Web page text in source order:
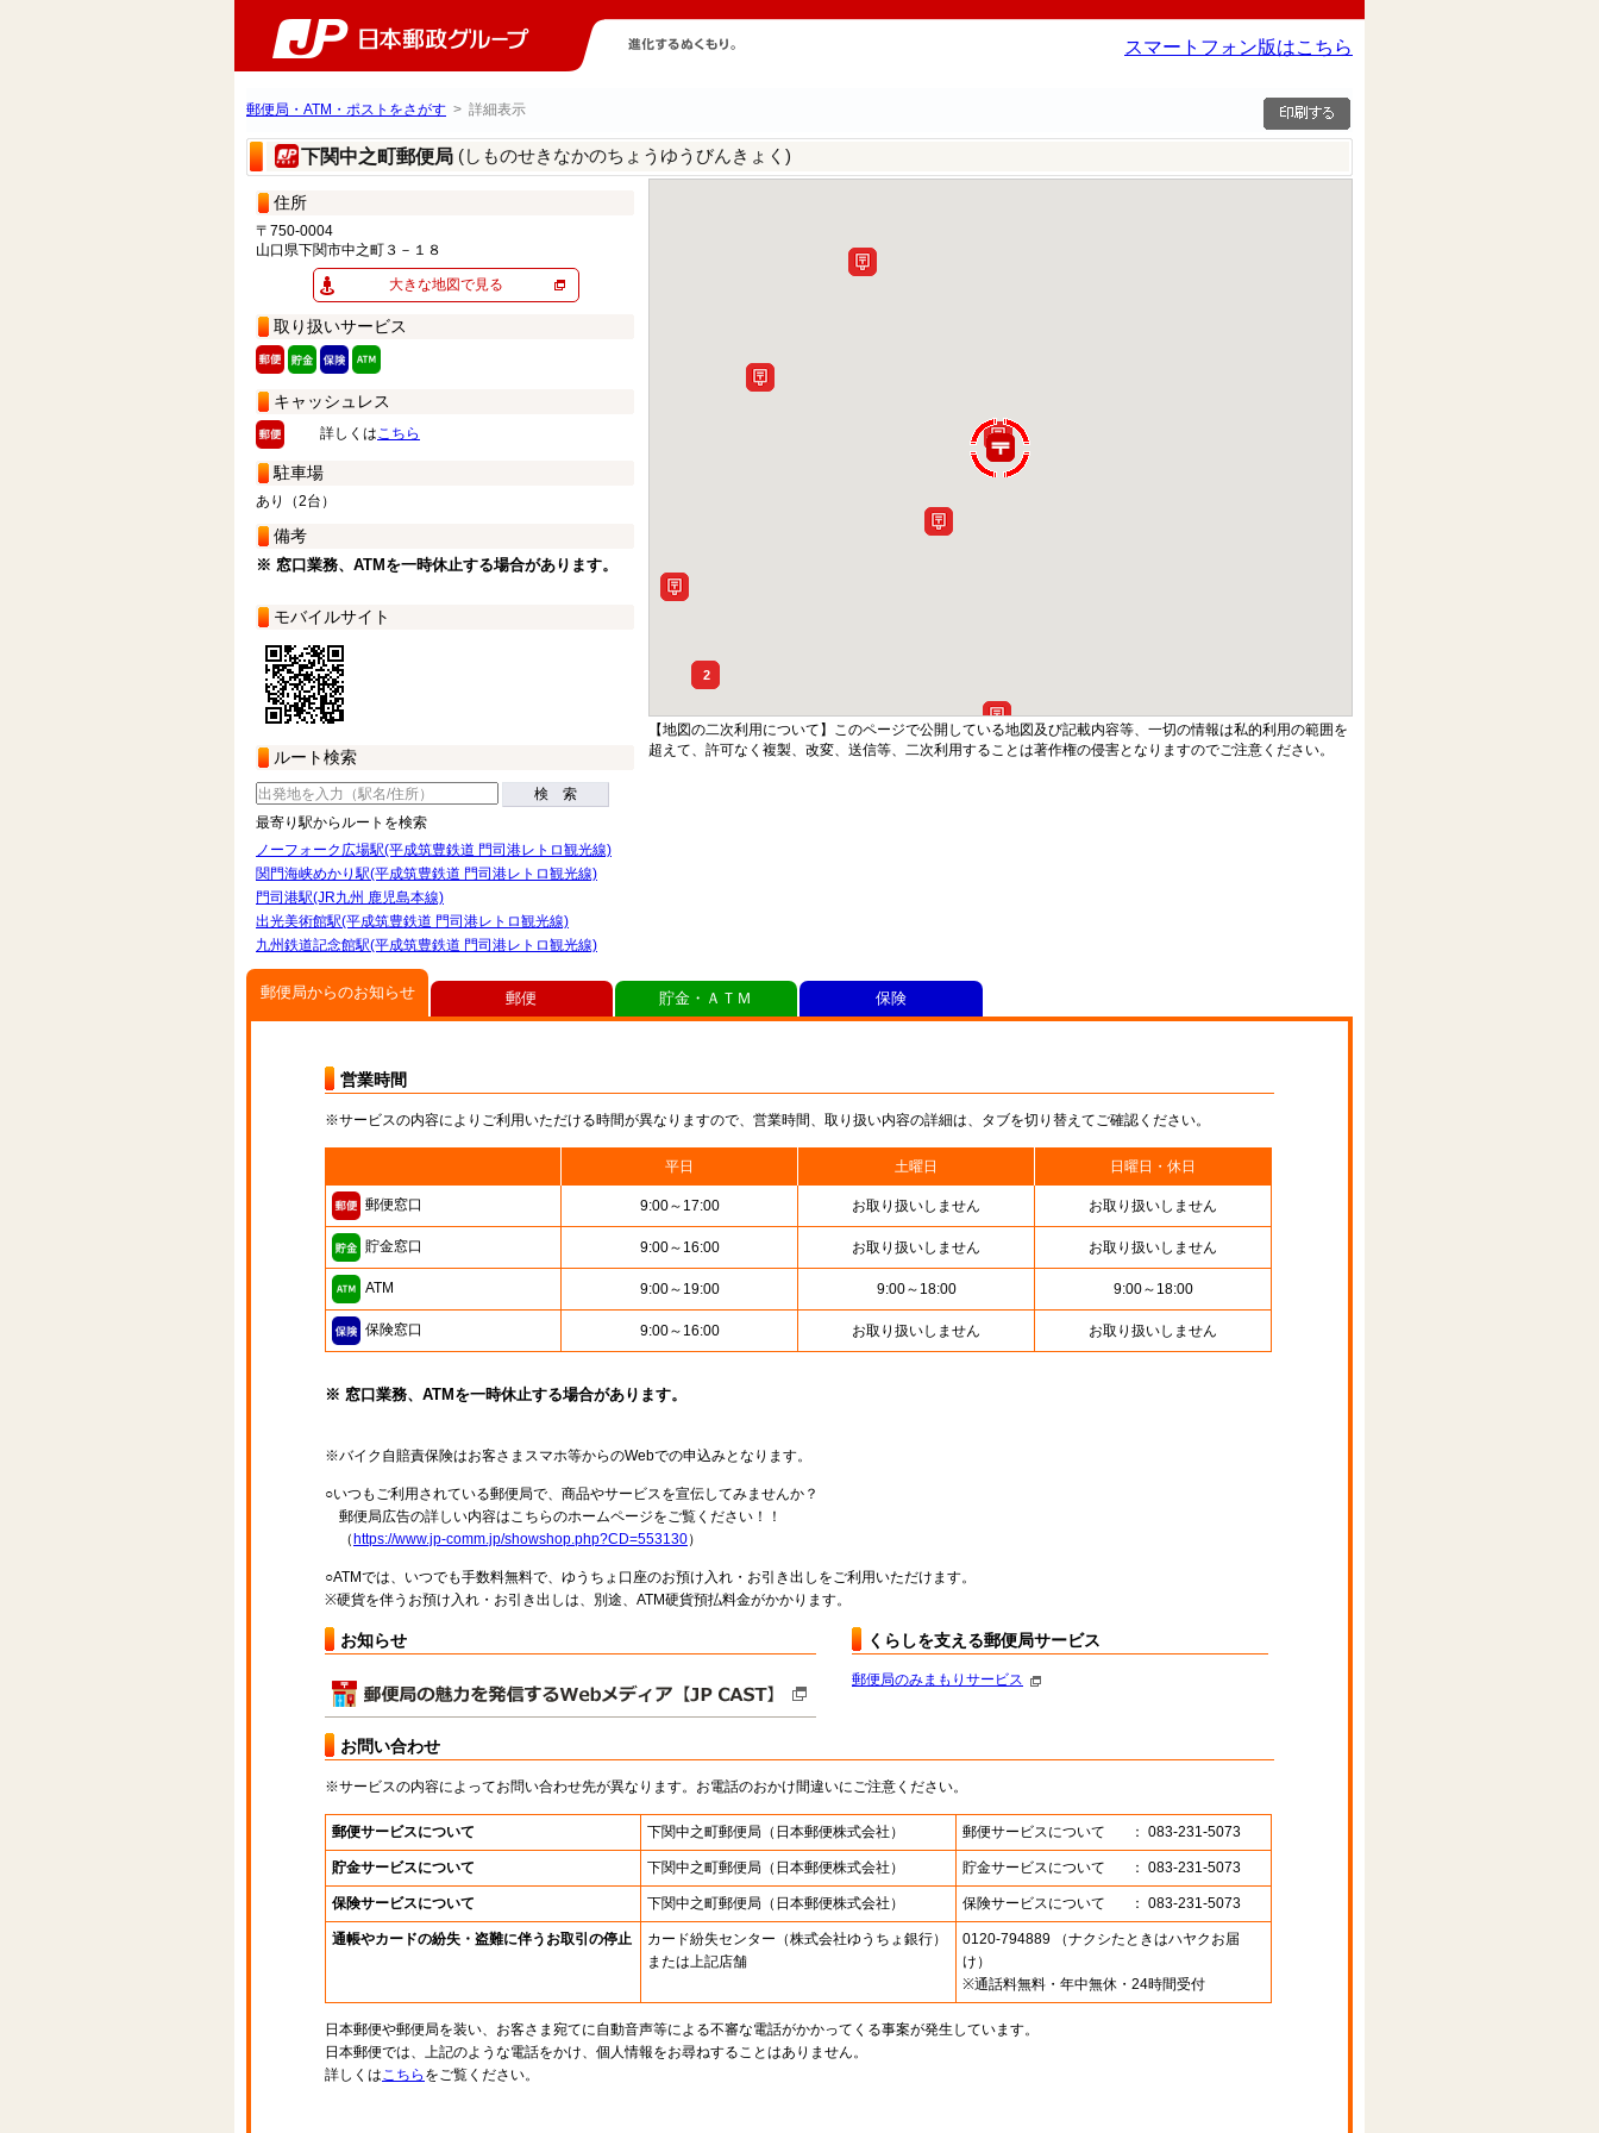
スマートフォン版はこちら
郵便局・ATM・ポストをさがす > 詳細表示
下関中之町郵便局 (しものせきなかのちょうゆうびんきょく)
住所
〒750-0004
山口県下関市中之町３－１８
大きな地図で見る
取り扱いサービス
キャッシュレス
詳しくはこちら
駐車場
あり（2台）
備考
※ 窓口業務、ATMを一時休止する場合があります。
モバイルサイト
ルート検索
検 索
最寄り駅からルートを検索
ノーフォーク広場駅(平成筑豊鉄道 門司港レトロ観光線)
関門海峡めかり駅(平成筑豊鉄道 門司港レトロ観光線)
門司港駅(JR九州 鹿児島本線)
出光美術館駅(平成筑豊鉄道 門司港レトロ観光線)
九州鉄道記念館駅(平成筑豊鉄道 門司港レトロ観光線)
2
【地図の二次利用について】このページで公開している地図及び記載内容等、一切の情報は私的利用の範囲を
超えて、許可なく複製、改変、送信等、二次利用することは著作権の侵害となりますのでご注意ください。
郵便局からのお知らせ
営業時間
※サービスの内容によりご利用いただける時間が異なりますので、営業時間、取り扱い内容の詳細は、タブを切り替えてご確認ください。
平日 土曜日 日曜日・休日
郵便窓口 9:00～17:00 お取り扱いしません お取り扱いしません
貯金窓口 9:00～16:00 お取り扱いしません お取り扱いしません
ATM 9:00～19:00 9:00～18:00 9:00～18:00
保険窓口 9:00～16:00 お取り扱いしません お取り扱いしません
※ 窓口業務、ATMを一時休止する場合があります。
※バイク自賠責保険はお客さまスマホ等からのWebでの申込みとなります。
○いつもご利用されている郵便局で、商品やサービスを宣伝してみませんか？
郵便局広告の詳しい内容はこちらのホームページをご覧ください！！
（ https://www.jp-comm.jp/showshop.php?CD=553130）
○ATMでは、いつでも手数料無料で、ゆうちょ口座のお預け入れ・お引き出しをご利用いただけます。
※硬貨を伴うお預け入れ・お引き出しは、別途、ATM硬貨預払料金がかかります。
お知らせ くらしを支える郵便局サービス
郵便局のみまもりサービス
お問い合わせ
※サービスの内容によってお問い合わせ先が異なります。お電話のおかけ間違いにご注意ください。
郵便サービスについて 下関中之町郵便局 （日本郵便株式会社） 郵便サービスについて ： 083-231-5073
貯金サービスについて 下関中之町郵便局 （日本郵便株式会社） 貯金サービスについて ： 083-231-5073
保険サービスについて 下関中之町郵便局 （日本郵便株式会社） 保険サービスについて ： 083-231-5073
通帳やカードの紛失・盗難に伴うお取引の停止 カード紛失センター （株式会社ゆうちょ銀行）
または上記店舗
0120-794889 （ナクシたときはハヤクお届
け）
※通話料無料・年中無休・24時間受付
日本郵便や郵便局を装い、お客さま宛てに自動音声等による不審な電話がかかってくる事案が発生しています。
日本郵便では、上記のような電話をかけ、個人情報をお尋ねすることはありません。
詳しくはこちら をご覧ください。
郵便 貯金・ＡＴＭ 保険